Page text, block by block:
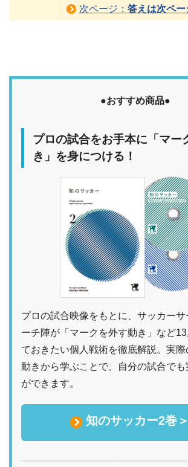
次ページ： 答えは次ペー
●おすすめ商品●
プロの試合をお手本に「マー
き」を身につける！
プロの試合映像をもとに、サッカーサ
ーチ陣が「マークを外す動き」など13
ておきたい個人戦術を徹底解説。実
動きから学ぶことで、自分の試合でも
ができます。
知のサッカー2巻